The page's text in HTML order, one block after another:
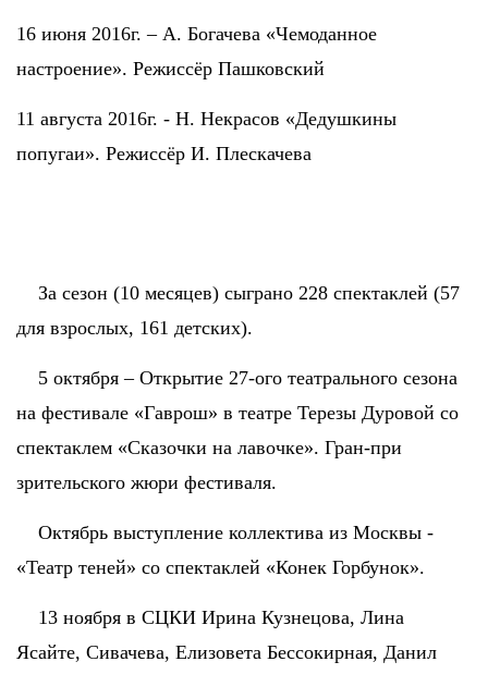
16 июня 2016г. – А. Богачева «Чемоданное
настроение». Режиссёр Пашковский
11 августа 2016г. - Н. Некрасов «Дедушкины
попугаи». Режиссёр И. Плескачева
За сезон (10 месяцев) сыграно 228 спектаклей (57
для взрослых, 161 детских).
5 октября – Открытие 27-ого театрального сезона
на фестивале «Гаврош» в театре Терезы Дуровой со
спектаклем «Сказочки на лавочке». Гран-при
зрительского жюри фестиваля.
Октябрь выступление коллектива из Москвы -
«Театр теней» со спектаклей «Конек Горбунок».
13 ноября в СЦКИ Ирина Кузнецова, Лина
Ясайте, Сивачева, Елизовета Бессокирная, Данил